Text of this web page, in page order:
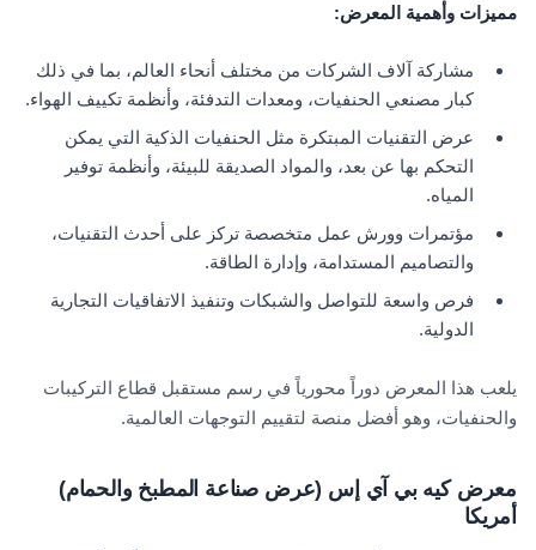
مميزات وأهمية المعرض:
مشاركة آلاف الشركات من مختلف أنحاء العالم، بما في ذلك
كبار مصنعي الحنفيات، ومعدات التدفئة، وأنظمة تكييف الهواء.
عرض التقنيات المبتكرة مثل الحنفيات الذكية التي يمكن
التحكم بها عن بعد، والمواد الصديقة للبيئة، وأنظمة توفير
المياه.
مؤتمرات وورش عمل متخصصة تركز على أحدث التقنيات،
والتصاميم المستدامة، وإدارة الطاقة.
فرص واسعة للتواصل والشبكات وتنفيذ الاتفاقيات التجارية
الدولية.
يلعب هذا المعرض دوراً محورياً في رسم مستقبل قطاع التركيبات
والحنفيات، وهو أفضل منصة لتقييم التوجهات العالمية.
معرض كيه بي آي إس (عرض صناعة المطبخ والحمام)
أمريكا